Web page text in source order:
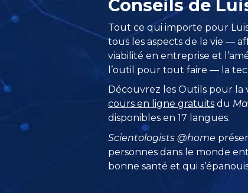
Conseils de
Tout ce qui importe pour Luis
tous les aspects de la vie —
viabilité en entreprise et
l’outil pour tout faire — la
Découvrez les Outils pour la
cours en ligne gratuits du
disponibles en 17 langues.
Scientologists @home
personnes dans le monde
bonne santé et qui